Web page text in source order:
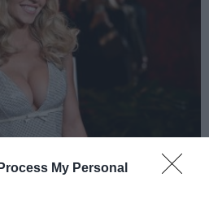
My Personal
της Σίντνεϊ